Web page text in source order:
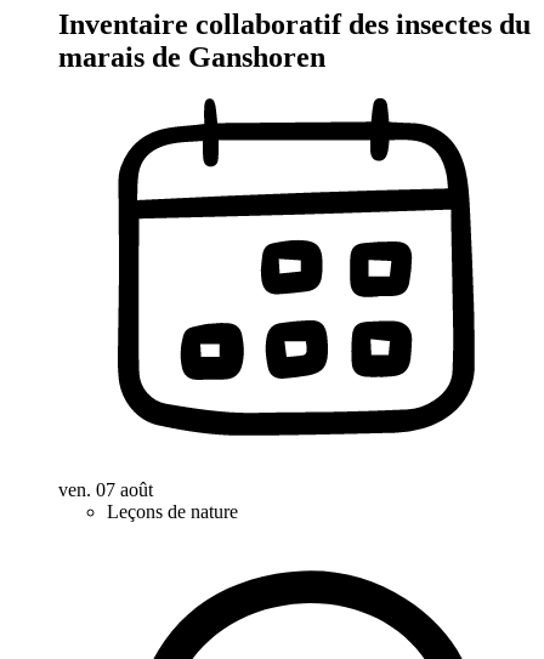
Inventaire collaboratif des insectes du
marais de Ganshoren
ven. 07 août
Leçons de nature